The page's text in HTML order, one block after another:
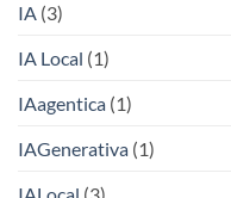
IA (3)
IA Local (1)
IAagentica (1)
IAGenerativa (1)